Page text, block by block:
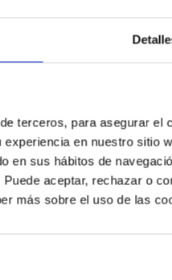
terceros, para asegurar el
en nuestro sitio
en sus hábitos de
aceptar, rechazar o
más sobre el uso de las